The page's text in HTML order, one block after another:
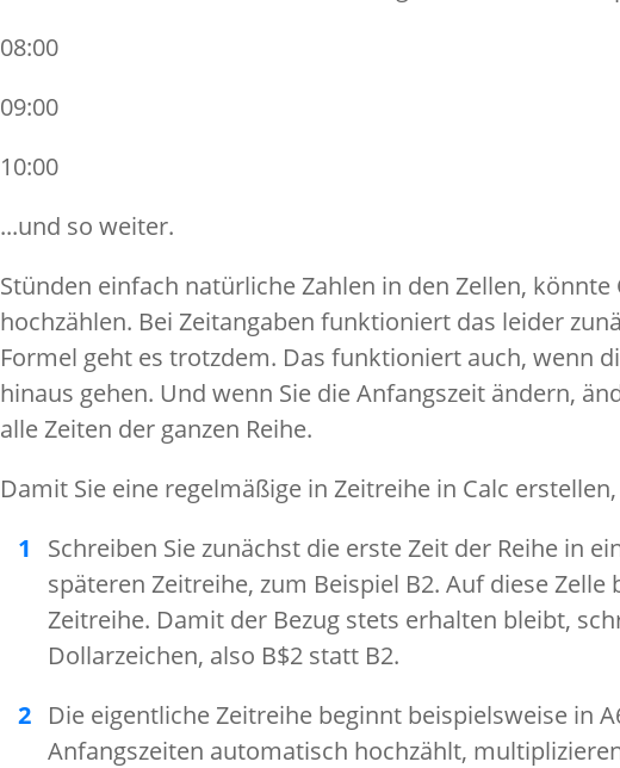
08:00
09:00
10:00
...und so weiter.
Stünden einfach natürliche Zahlen in den Zellen, könnte
hochzählen. Bei Zeitangaben funktioniert das leider
Formel geht es trotzdem. Das funktioniert auch, wenn
hinaus gehen. Und wenn Sie die Anfangszeit ändern,
alle Zeiten der ganzen Reihe.
Damit Sie eine regelmäßige in Zeitreihe in Calc
Schreiben Sie zunächst die erste Zeit der Reihe in
späteren Zeitreihe, zum Beispiel B2. Auf diese Zelle
Zeitreihe. Damit der Bezug stets erhalten bleibt,
Dollarzeichen, also B$2 statt B2.
Die eigentliche Zeitreihe beginnt beispielsweise in
Anfangszeiten automatisch hochzählt,